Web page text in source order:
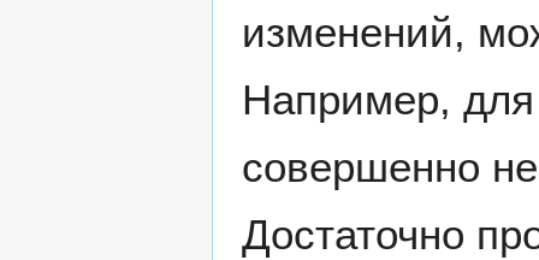
изменений,
Например,
совершенно
Достаточно